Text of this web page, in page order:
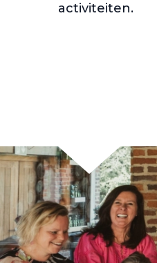
activiteiten.